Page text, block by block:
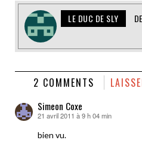
LE DUC DE SLY
2 COMMENTS
Simeon Coxe
dit :
21 avril 2011 à 9 h 04 min
bien vu.